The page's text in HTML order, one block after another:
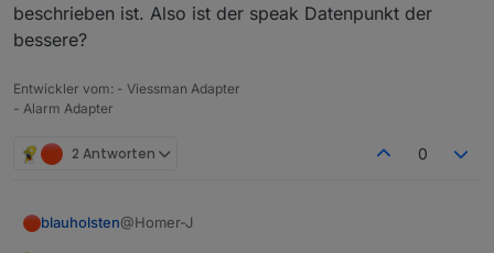
Beispiel bei ssml so aussehen.
beschrieben ist. Also ist der speak Datenpunkt der
bessere?
Entwickler vom: - Viessman Adapter
- Alarm Adapter
2 Antworten 0
blauholsten@Homer-J